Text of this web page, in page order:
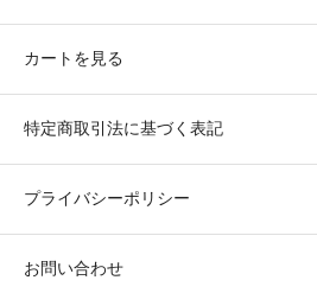
カートを見る
特定商取引法に基づく表記
プライバシーポリシー
お問い合わせ